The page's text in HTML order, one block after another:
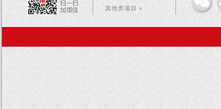
其他类项目 »